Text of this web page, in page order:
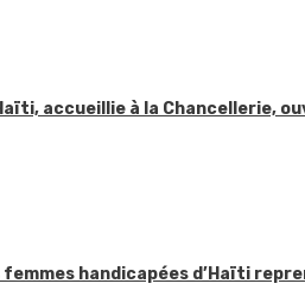
accueillie à la Chancellerie,
femmes handicapées d’Haïti